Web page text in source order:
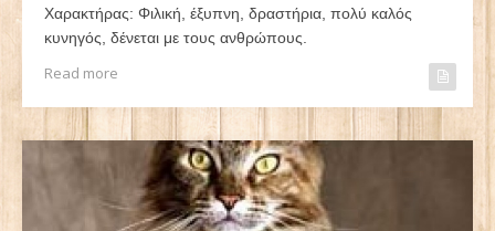
Χαρακτήρας: Φιλική, έξυπνη, δραστήρια, πολύ καλός
κυνηγός, δένεται με τους ανθρώπους.
Read more